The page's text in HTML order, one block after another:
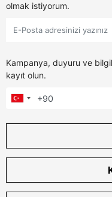
olmak istiyorum.
Kampanya, duyuru ve
kayıt olun.